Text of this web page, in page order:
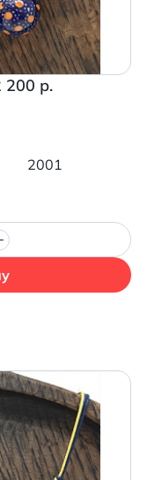
200 р.
2001